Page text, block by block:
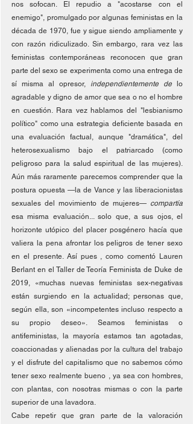
nos sofocan. El repudio a "acostarse con el
enemigo", promulgado por algunas feministas en la
década de 1970, fue y sigue siendo ampliamente y
con razón ridiculizado. Sin embargo, rara vez las
feministas contemporáneas reconocen que gran
parte del sexo se experimenta como una entrega de
sí misma al opresor, independientemente de
lo
agradable y digno de amor que sea o no el hombre
en cuestión. Rara vez hablamos del "lesbianismo
político" como una estrategia deficiente basada en
una evaluación factual, aunque "dramática", del
heterosexualismo bajo el patriarcado (como
peligroso para la salud espiritual de las mujeres).
Aún más raramente parecemos comprender que la
postura opuesta —la de Vance y las liberacionistas
sexuales del movimiento de mujeres—
esa misma evaluación... solo que, a sus ojos, el
horizonte utópico del placer posgénero hacía que
valiera la pena afrontar los peligros de tener sexo
en el presente. Así pues , como comentó Lauren
Berlant en el Taller de Teoría Feminista de Duke de
2019, «muchas nuevas feministas sex-negativas
están surgiendo en la actualidad; personas que,
según ella, son «incompetentes incluso respecto a
su propio deseo». Seamos feministas o
antifeministas, la mayoría estamos tan agotadas,
coaccionadas y alienadas por la cultura del trabajo
y el disfrute del capitalismo que no sabemos cómo
tener sexo realmente bueno , ya sea con hombres,
con plantas, con nosotras mismas o con la parte
superior de una lavadora.
Cabe repetir que gran parte de la valoración